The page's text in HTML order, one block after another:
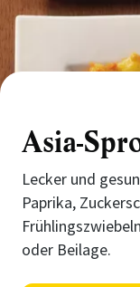
Asia-
Lecker und
Paprika,
oder Beilage.